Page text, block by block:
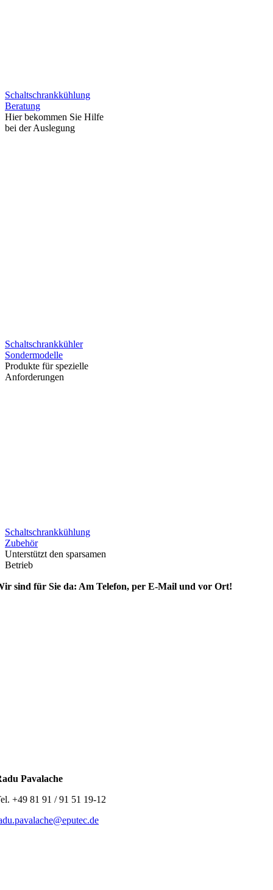
Schaltschrankkühlung
Beratung
Hier bekommen Sie Hilfe
bei der Auslegung
Schaltschrankkühler
Sondermodelle
Produkte für spezielle
Anforderungen
Schaltschrankkühlung
Zubehör
Unterstützt den sparsamen
Betrieb
sind für Sie da: Am Telefon, per E-Mail und vor Ort!
Pavalache
+49 81 91 / 91 51 19-12